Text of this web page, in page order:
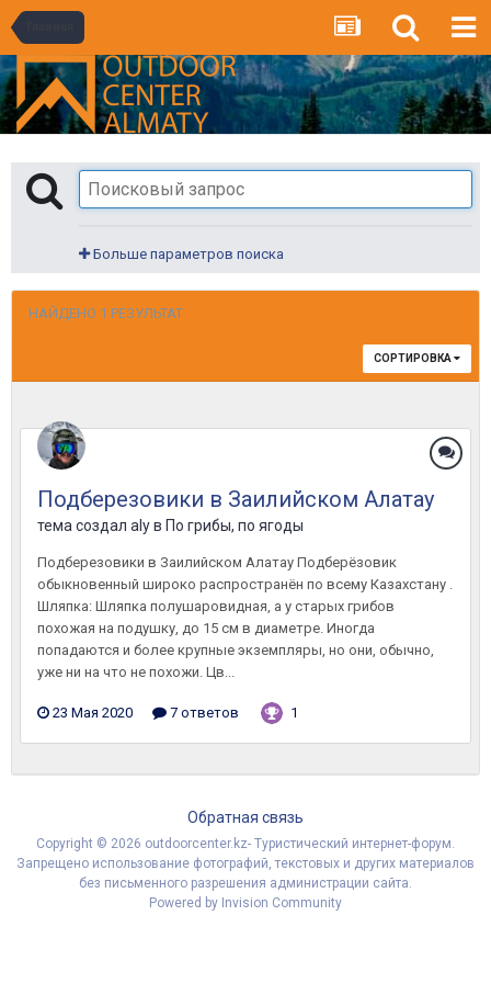
Больше параметров поиска
НАЙДЕНО 1 РЕЗУЛЬТАТ
СОРТИРОВКА
Подберезовики в Заилийском Алатау
тема создал alyв По грибы, по ягоды
Подберезовики в Заилийском Алатау Подберёзовик
обыкновенный широко распространён по всему Казахстану .
Шляпка: Шляпка полушаровидная, а у старых грибов
похожая на подушку, до 15 см в диаметре. Иногда
попадаются и более крупные экземпляры, но они, обычно,
уже ни на что не похожи. Цв...
23 Мая 2020 7 ответов 1
Обратная связь
Copyright © 2026 outdoorcenter.kz- Туристический интернет-форум.
Запрещено использование фотографий, текстовых и других материалов
без письменного разрешения администрации сайта.
Powered by Invision Community